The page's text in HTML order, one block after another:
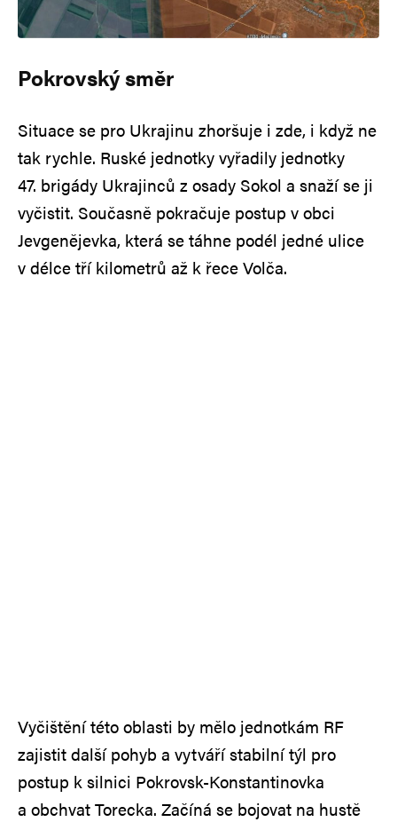
Pokrovský směr
Situace se pro Ukrajinu zhoršuje i zde, i když ne
tak rychle. Ruské jednotky vyřadily jednotky
47. brigády Ukrajinců z osady Sokol a snaží se ji
vyčistit. Současně pokračuje postup v obci
Jevgenějevka, která se táhne podél jedné ulice
v délce tří kilometrů až k řece Volča.
Vyčištění této oblasti by mělo jednotkám RF
zajistit další pohyb a vytváří stabilní týl pro
postup k silnici Pokrovsk-Konstantinovka
a obchvat Torecka. Začíná se bojovat na hustě